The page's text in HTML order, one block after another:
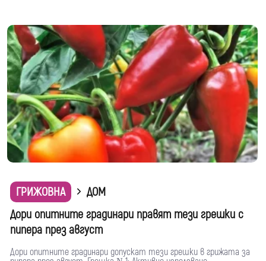
ГРИЖОВНА
ДОМ
Дори опитните градинари правят тези грешки с
пипера през август
Дори опитните градинари допускат тези грешки в грижата за